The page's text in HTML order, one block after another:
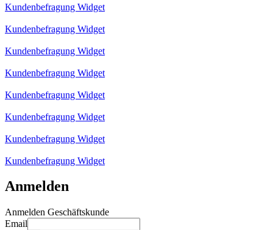
Kundenbefragung Widget
Kundenbefragung Widget
Kundenbefragung Widget
Kundenbefragung Widget
Kundenbefragung Widget
Kundenbefragung Widget
Kundenbefragung Widget
Kundenbefragung Widget
Anmelden
Anmelden Geschäftskunde
Email